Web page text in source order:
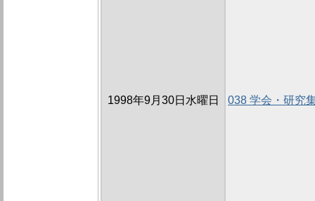
1998年9月30日水曜日 038 学会・研究